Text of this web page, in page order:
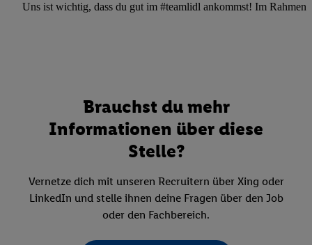
Uns ist wichtig, dass du gut im #teamlidl ankommst! Im Rahmen
Brauchst du mehr
Informationen über diese
Stelle?
Vernetze dich mit unseren Recruitern über Xing oder
LinkedIn und stelle ihnen deine Fragen über den Job
oder den Fachbereich.